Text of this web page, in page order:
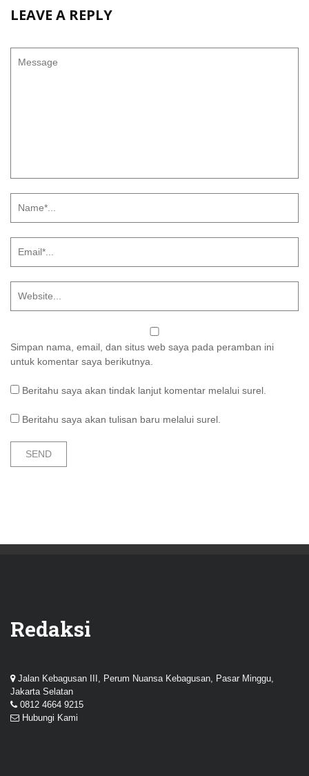
LEAVE A REPLY
Simpan nama, email, dan situs web saya pada peramban ini
untuk komentar saya berikutnya.
Beritahu saya akan tindak lanjut komentar melalui surel.
Beritahu saya akan tulisan baru melalui surel.
Redaksi
Jalan Kebagusan III, Perum Nuansa Kebagusan, Pasar Minggu,
Jakarta Selatan
0812 4664 9215
Hubungi Kami